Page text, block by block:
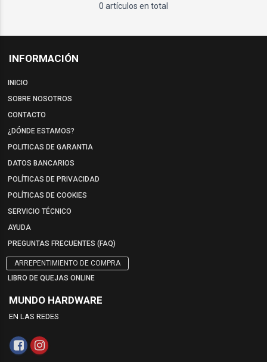
0 artículos en total
INFORMACIÓN
INICIO
SOBRE NOSOTROS
CONTACTO
¿DÓNDE ESTAMOS?
POLITICAS DE GARANTIA
DATOS BANCARIOS
POLÍTICAS DE PRIVACIDAD
POLÍTICAS DE COOKIES
SERVICIO TÉCNICO
AYUDA
PREGUNTAS FRECUENTES (FAQ)
ARREPENTIMIENTO DE COMPRA
LIBRO DE QUEJAS ONLINE
MUNDO HARDWARE
EN LAS REDES